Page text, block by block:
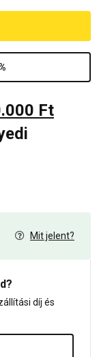
Ft
Mit jelent?
díj és